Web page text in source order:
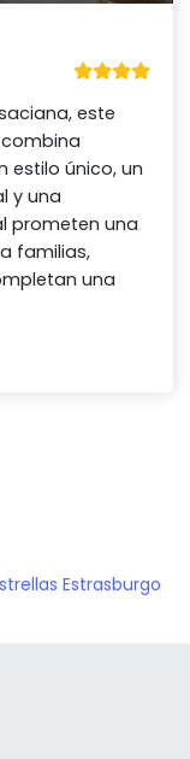
este
estilo único, un
y una
prometen una
familias,
una
Estrasburgo